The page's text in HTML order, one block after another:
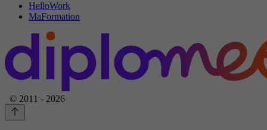
HelloWork
MaFormation
© 2011 - 2026